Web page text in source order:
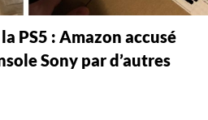
PS5 : Amazon accusé
Sony par d’autres